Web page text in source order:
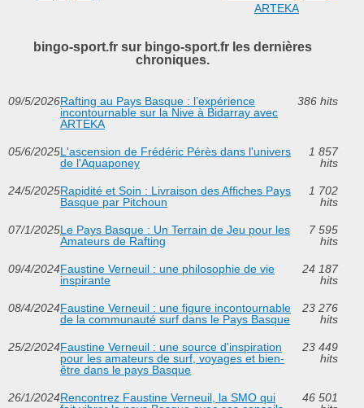
ARTEKA
bingo-sport.fr sur bingo-sport.fr les dernières
chroniques.
09/5/2026Rafting au Pays Basque : l’expérience
incontournable sur la Nive à Bidarray avec
ARTEKA
386 hits
05/6/2025L'ascension de Frédéric Pérès dans l'univers
de l'Aquaponey
1 857
hits
24/5/2025Rapidité et Soin : Livraison des Affiches Pays
Basque par Pitchoun
1 702
hits
07/1/2025Le Pays Basque : Un Terrain de Jeu pour les
Amateurs de Rafting
7 595
hits
09/4/2024Faustine Verneuil : une philosophie de vie
inspirante
24 187
hits
08/4/2024Faustine Verneuil : une figure incontournable
de la communauté surf dans le Pays Basque
23 276
hits
25/2/2024Faustine Verneuil : une source d'inspiration
pour les amateurs de surf, voyages et bien-
être dans le pays Basque
23 449
hits
26/1/2024Rencontrez Faustine Verneuil, la SMO qui
46 501